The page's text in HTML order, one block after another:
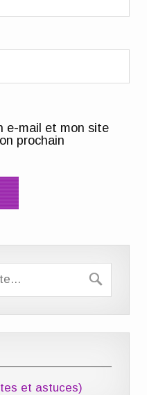
e-mail et mon site
prochain
et astuces)